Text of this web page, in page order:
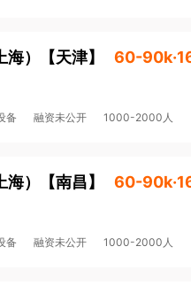
） 【天津】 60-
备 融资未公开 1000-2000人
） 【南昌】 60-
备 融资未公开 1000-2000人